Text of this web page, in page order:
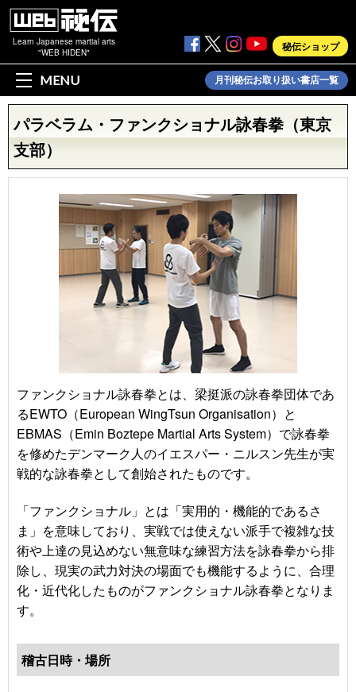
Learn Japanese martial arts
"WEB HIDEN"
秘伝ショップ
MENU 月刊秘伝お取り扱い書店一覧
パラベラム・ファンクショナル詠春拳（東京
支部）
ファンクショナル詠春拳とは、梁挺派の詠春拳団体であ
るEWTO（European WingTsun Organisation）と
EBMAS（Emin Boztepe Martial Arts System）で詠春拳
を修めたデンマーク人のイエスパー・ニルスン先生が実
戦的な詠春拳として創始されたものです。
「ファンクショナル」とは「実用的・機能的であるさ
ま」を意味しており、実戦では使えない派手で複雑な技
術や上達の見込めない無意味な練習方法を詠春拳から排
除し、現実の武力対決の場面でも機能するように、合理
化・近代化したものがファンクショナル詠春拳となりま
す。
稽古日時・場所